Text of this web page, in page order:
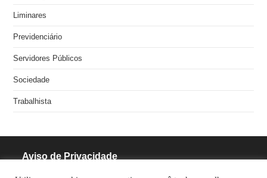
Liminares
Previdenciário
Servidores Públicos
Sociedade
Trabalhista
Aviso de Privacidade